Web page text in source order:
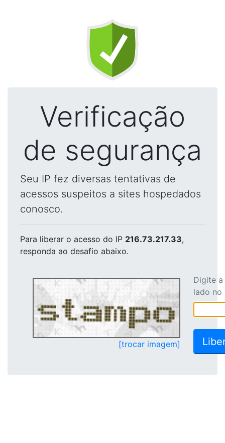
Verificação
de segurança
Seu IP fez diversas tentativas de
acessos suspeitos a sites hospedados
conosco.
Para liberar o acesso do IP 216.73.217.33,
responda ao desafio abaixo.
[trocar imagem]
Digite
lado no